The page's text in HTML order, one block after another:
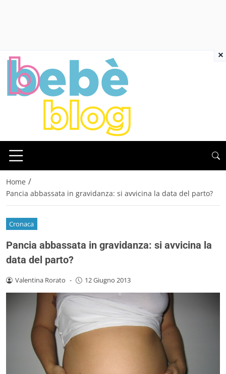
Home /
Pancia abbassata in gravidanza: si avvicina la data del parto?
Cronaca
Pancia abbassata in gravidanza: si avvicina la
data del parto?
Valentina Rorato - 12 Giugno 2013
×